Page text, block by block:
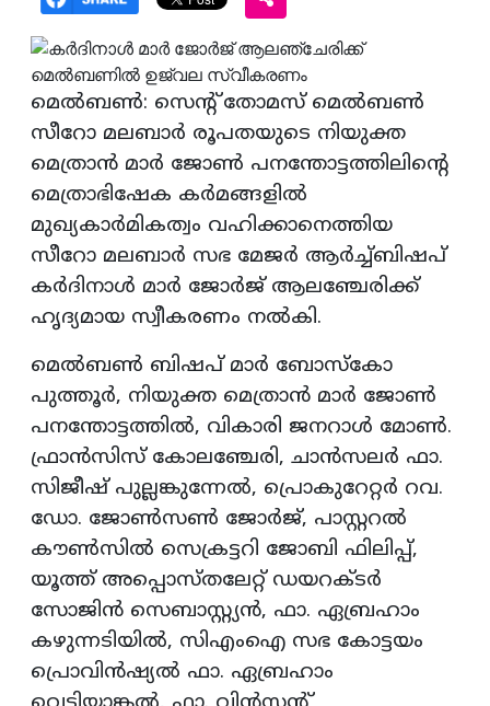
മെല്‍ബണ്‍: സെന്റ് തോമസ് മെല്‍ബണ്‍
സീറോ മലബാര്‍ രൂപതയുടെ നിയുക്ത
മെത്രാന്‍ മാര്‍ ജോണ്‍ പനന്തോട്ടത്തിലിന്റെ
മെത്രാഭിഷേക കര്‍മങ്ങളില്‍
മുഖ്യകാര്‍മികത്വം വഹിക്കാനെത്തിയ
സീറോ മലബാര്‍ സഭ മേജര്‍ ആര്‍ച്ച്ബിഷപ്
കര്‍ദിനാള്‍ മാര്‍ ജോര്‍ജ് ആലഞ്ചേരിക്ക്
ഹൃദ്യമായ സ്വീകരണം നല്‍കി.
മെല്‍ബണ്‍ ബിഷപ് മാര്‍ ബോസ്‌കോ
പുത്തൂര്‍, നിയുക്ത മെത്രാന്‍ മാര്‍ ജോണ്‍
പനന്തോട്ടത്തില്‍, വികാരി ജനറാള്‍ മോണ്‍.
ഫ്രാന്‍സിസ് കോലഞ്ചേരി, ചാന്‍സലര്‍ ഫാ.
സിജീഷ് പുല്ലങ്കുന്നേല്‍, പ്രൊകുറേറ്റര്‍ റവ.
ഡോ. ജോണ്‍സണ്‍ ജോര്‍ജ്, പാസ്റ്ററല്‍
കൗണ്‍സില്‍ സെക്രട്ടറി ജോബി ഫിലിപ്പ്,
യൂത്ത് അപ്പൊസ്തലേറ്റ് ഡയറക്ടര്‍
സോജിന്‍ സെബാസ്റ്റ്യന്‍, ഫാ. ഏബ്രഹാം
കഴുന്നടിയില്‍, സിഎംഐ സഭ കോട്ടയം
പ്രൊവിന്‍ഷ്യല്‍ ഫാ. ഏബ്രഹാം